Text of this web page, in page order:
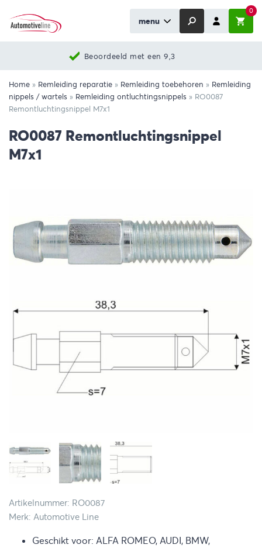
menu
0
Beoordeeld met een 9,3
Home » Remleiding reparatie » Remleiding toebehoren » Remleiding
nippels / wartels » Remleiding ontluchtingsnippels » RO0087
Remontluchtingsnippel M7x1
RO0087 Remontluchtingsnippel
M7x1
Artikelnummer: RO0087
Merk: Automotive Line
Geschikt voor: ALFA ROMEO, AUDI, BMW,